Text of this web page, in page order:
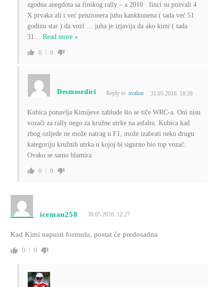
zgodna anegdota sa finskog rally – a 2010 . finci su pozvali 4
X prvaka ali i već penzionera juhu kankkunena ( tada već 51
godinu star ) da vozi … juha je izjavija da ako kimi ( tada
31
Read more »
0 0
Desmosedici Reply to avalon 31.05.2016. 18:28
Kubica ponavlja Kimijeve zablude što se tiče WRC-a. Oni nisu
vozači za rally nego za kružne utrke na asfaltu. Kubica kad
zbog ozljede ne može natrag u F1, može izabrati neku drugu
kategoriju kružnih utrka u kojoj bi sigurno bio top vozač.
Ovako se samo blamira.
0 0
iceman258 30.05.2016. 12:27
Kad Kimi napusti formulu, postat će predosadna
0 0